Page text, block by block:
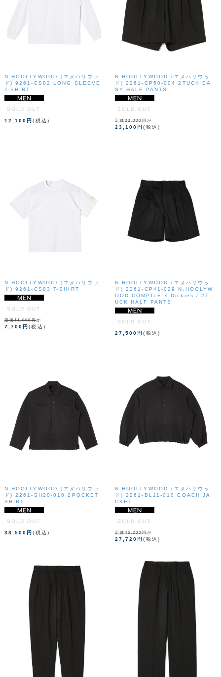
N.HOOLLYWOOD（エヌハリウッ
ド) 9261-CS82 LONG SLEEVE
T-SHIRT
SOLD OUT
12,100円(税込)
N.HOOLLYWOOD（エヌハリウッ
ド) 2261-CP50-004 2TUCK EA
SY HALF PANTS
SOLD OUT
定価33,000円が
23,100円(税込)
N.HOOLLYWOOD（エヌハリウッ
ド) 9261-CS83 T-SHIRT
SOLD OUT
定価11,000円が
7,700円(税込)
N.HOOLLYWOOD（エヌハリウッ
ド) 2261-CP41-029 N.HOOLYW
OOD COMPILE × Dickies / 2T
UCK HALF PANTS
SOLD OUT
27,500円(税込)
N.HOOLLYWOOD（エヌハリウッ
ド) 2261-SH20-010 2POCKET
SHIRT
SOLD OUT
38,500円(税込)
N.HOOLLYWOOD（エヌハリウッ
ド) 2261-BL11-010 COACH JA
CKET
SOLD OUT
定価46,200円が
27,720円(税込)